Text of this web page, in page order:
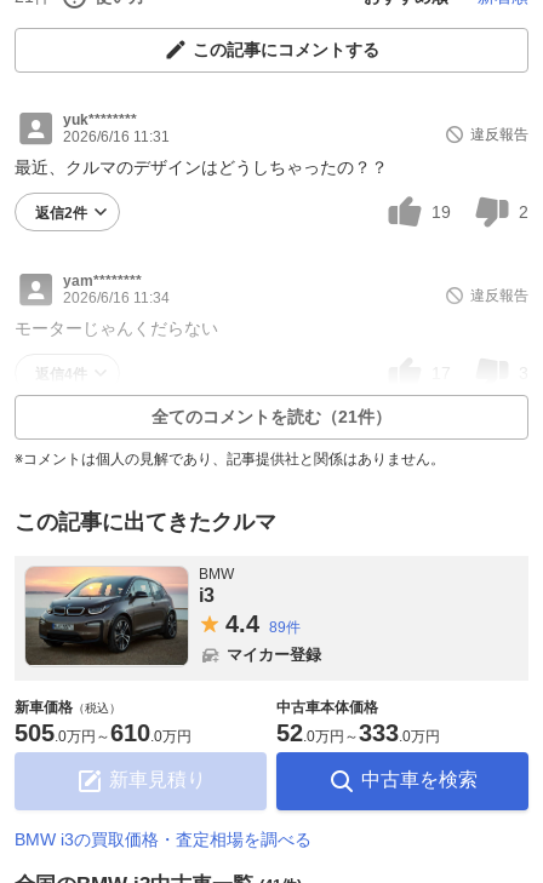
この記事にコメントする
yuk********
2026/6/16 11:31
違反報告
最近、クルマのデザインはどうしちゃったの？？
返信2件 19 2
yam********
2026/6/16 11:34
違反報告
モーターじゃんくだらない
返信4件 17
全てのコメントを読む（21件）
※コメントは個人の見解であり、記事提供社と関係はありません。
この記事に出てきたクルマ
BMW
i3
4.4 89件
マイカー登録
新車価格 （税込）
505.0万円 ～610.0万円
新車見積り
中古車本体価格
52.0万円 ～333.0万円
中古車を検索
BMW i3の買取価格・査定相場を調べる